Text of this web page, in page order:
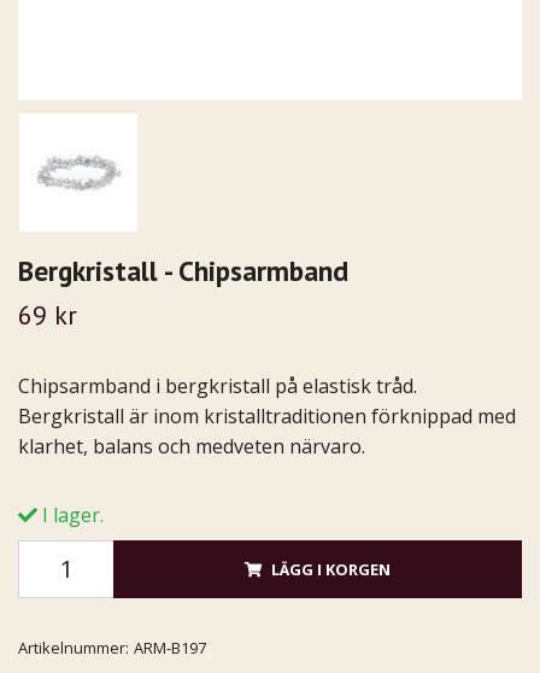
Bergkristall - Chipsarmband
69 kr
Chipsarmband i bergkristall på elastisk tråd.
Bergkristall är inom kristalltraditionen förknippad med
klarhet, balans och medveten närvaro.
I lager.
LÄGG I KORGEN
Artikelnummer: ARM-B197